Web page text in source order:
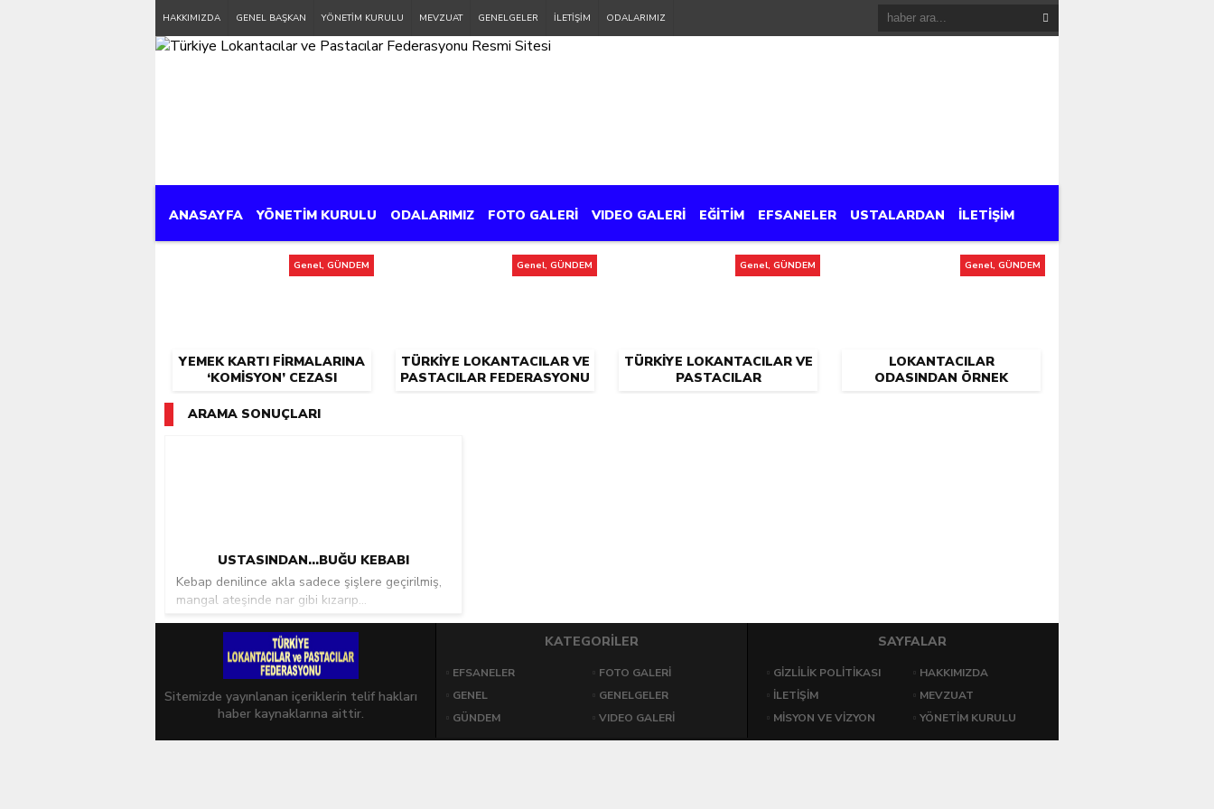
HAKKIMIZDA GENEL BAŞKAN YÖNETİM KURULU MEVZUAT GENELGELER İLETİŞİM ODALARIMIZ
ANASAYFA YÖNETİM KURULU ODALARIMIZ FOTO GALERİ VIDEO GALERİ EĞİTİM EFSANELER USTALARDAN İLETİŞİM
YEMEK KARTI FIRMALARINA
‘KOMISYON’ CEZASI
Genel, GÜNDEM
TÜRKIYE LOKANTACILAR VE
PASTACILAR FEDERASYONU
Genel, GÜNDEM
TÜRKIYE LOKANTACILAR VE
PASTACILAR
Genel, GÜNDEM
LOKANTACILAR
ODASINDAN ÖRNEK
Genel, GÜNDEM
ARAMA SONUÇLARI
USTASINDAN…BUĞU KEBABI
Kebap denilince akla sadece şişlere geçirilmiş,
mangal ateşinde nar gibi kızarıp...
Sitemizde yayınlanan içeriklerin telif hakları
haber kaynaklarına aittir.
KATEGORİLER
EFSANELER
FOTO GALERİ
GENEL
GENELGELER
GÜNDEM
VIDEO GALERİ
SAYFALAR
GIZLILIK POLITIKASI
HAKKIMIZDA
İLETİŞİM
MEVZUAT
MİSYON VE VİZYON
YÖNETİM KURULU